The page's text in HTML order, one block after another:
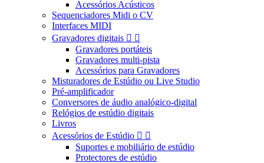
Acessórios Acústicos
Sequenciadores Midi o CV
Interfaces MIDI
Gravadores digitais  
Gravadores portáteis
Gravadores multi-pista
Acessórios para Gravadores
Misturadores de Estúdio ou Live Studio
Pré-amplificador
Conversores de áudio analógico-digital
Relógios de estúdio digitais
Livros
Acessórios de Estúdio  
Suportes e mobiliário de estúdio
Protectores de estúdio